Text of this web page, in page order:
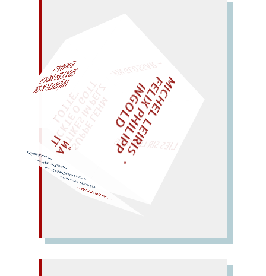
„
S
U
P
P
E
L
E
H
M
A
N
T
I
K
E
S
I
M
P
E
L
ZT
I
C
K
T
E
O
G
O
T
TL
O
T
T
E
"
VERNUNFT
entfernt und nervt:
versu
mpfte Zunft lehrt
wider Kunst die
Wiederkunft. M
I
C
H
E
L
L
E
I
R
I
S
・
F
E
L
I
X
P
H
I
L
I
P
P
I
N
G
O
L
D LIES SIR LEIRIS LEIS
AL!